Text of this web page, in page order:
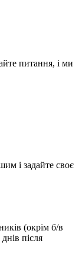
питання, і ми
і задайте своє
(окрім б/в
після